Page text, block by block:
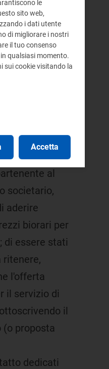
biorarie,
da parte
di energia
tipo biorario
di aver
da
di
al
societario,
aderire
biorari per
di essere stati
ritenere,
l'offerta
il servizio di
il
proposta
dedicati
le
sito web,
i dati utente
di migliorare i nostri
il tuo consenso
qualsiasi momento.
sui cookie visitando la
Accetta